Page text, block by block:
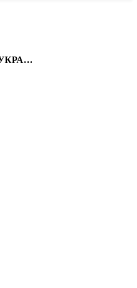
АГРОСНАБ УКРАЇНА